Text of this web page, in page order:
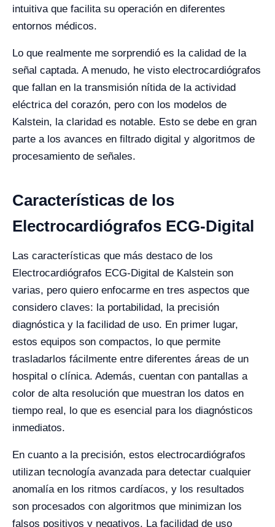
intuitiva que facilita su operación en diferentes
entornos médicos.
Lo que realmente me sorprendió es la calidad de la
señal captada. A menudo, he visto electrocardiógrafos
que fallan en la transmisión nítida de la actividad
eléctrica del corazón, pero con los modelos de
Kalstein, la claridad es notable. Esto se debe en gran
parte a los avances en filtrado digital y algoritmos de
procesamiento de señales.
Características de los
Electrocardiógrafos ECG-Digital
Las características que más destaco de los
Electrocardiógrafos ECG-Digital de Kalstein son
varias, pero quiero enfocarme en tres aspectos que
considero claves: la portabilidad, la precisión
diagnóstica y la facilidad de uso. En primer lugar,
estos equipos son compactos, lo que permite
trasladarlos fácilmente entre diferentes áreas de un
hospital o clínica. Además, cuentan con pantallas a
color de alta resolución que muestran los datos en
tiempo real, lo que es esencial para los diagnósticos
inmediatos.
En cuanto a la precisión, estos electrocardiógrafos
utilizan tecnología avanzada para detectar cualquier
anomalía en los ritmos cardíacos, y los resultados
son procesados con algoritmos que minimizan los
falsos positivos y negativos. La facilidad de uso